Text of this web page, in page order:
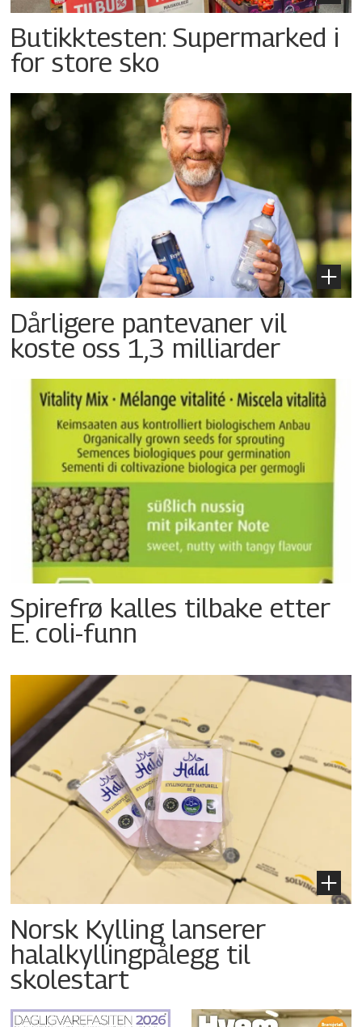
Butikktesten: Supermarked i
for store sko
Dårligere pantevaner vil
koste oss 1,3 milliarder
Spirefrø kalles tilbake etter
E. coli-funn
Norsk Kylling lanserer
halalkyllingpålegg til
skolestart